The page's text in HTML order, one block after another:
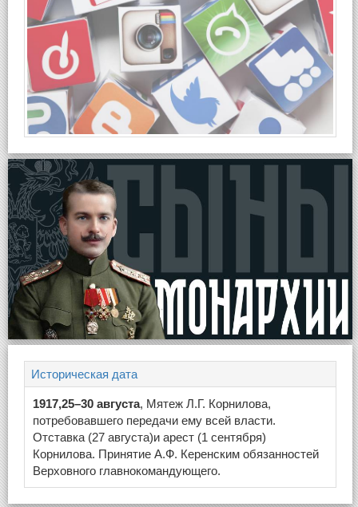
Историческая дата
1917,25–30 августа, Мятеж Л.Г. Корнилова,
потребовавшего передачи ему всей власти.
Отставка (27 августа)и арест (1 сентября)
Корнилова. Принятие А.Ф. Керенским обязанностей
Верховного главнокомандующего.